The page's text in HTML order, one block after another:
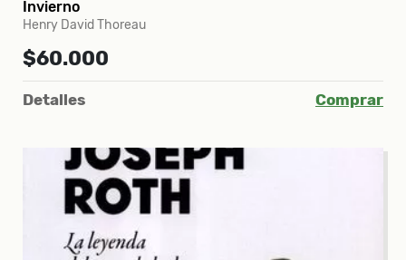
Invierno
Henry David Thoreau
$60.000
Detalles Comprar